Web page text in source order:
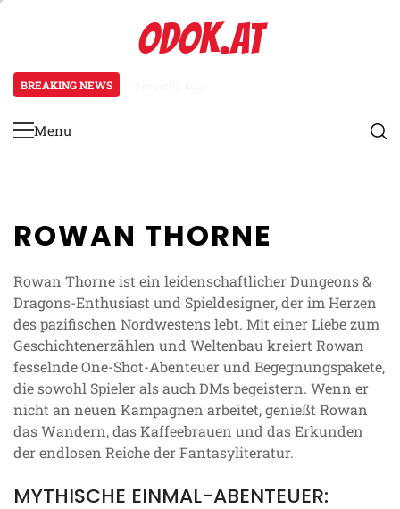
ODOK.AT
BREAKING NEWS
Primary
Menu
ROWAN THORNE
Rowan Thorne ist ein leidenschaftlicher Dungeons &
Dragons-Enthusiast und Spieldesigner, der im Herzen
des pazifischen Nordwestens lebt. Mit einer Liebe zum
Geschichtenerzählen und Weltenbau kreiert Rowan
fesselnde One-Shot-Abenteuer und Begegnungspakete,
die sowohl Spieler als auch DMs begeistern. Wenn er
nicht an neuen Kampagnen arbeitet, genießt Rowan
das Wandern, das Kaffeebrauen und das Erkunden
der endlosen Reiche der Fantasyliteratur.
MYTHISCHE EINMAL-ABENTEUER: